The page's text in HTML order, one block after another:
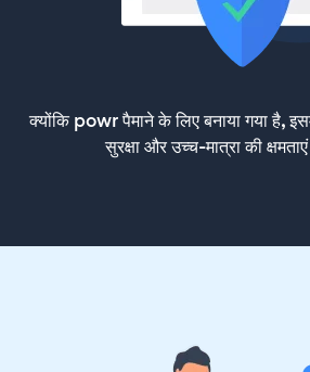
क्योंकि powr पैमाने के लिए बनाया गया है,
सुरक्षा और उच्च-मात्रा की